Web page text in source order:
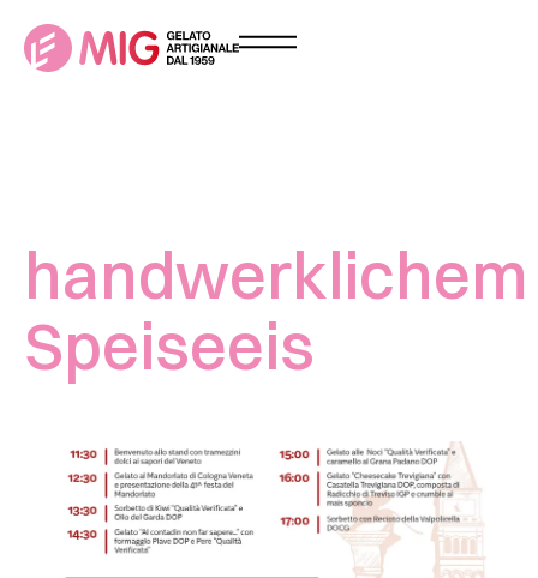
handwerklichem
Speiseeis